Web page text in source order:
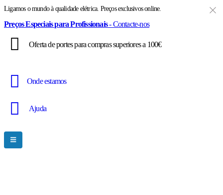
Ligamos o mundo à qualidade elétrica. Preços exclusivos online.
Preços Especiais para Profissionais- Contacte-nos
Oferta de portes para compras superiores a 100€
Onde estamos
Ajuda